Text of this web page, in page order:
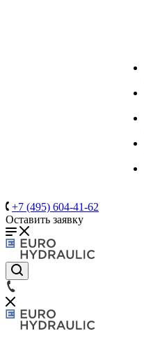
+7 (495) 604-41-62
Оставить заявку